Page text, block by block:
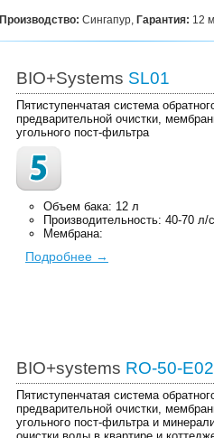
Производство: Сингапур, Гарантия: 12
BIO+Systems SL01
Пятиступенчатая система
предварительной очистки,
угольного пост-фильтра
Объем бака: 12 л
Производительность: 40-70 л/
Мембрана:
Подробнее →
BIO+systems RO-50-E02
Пятиступенчатая система
предварительной очистки,
угольного пост-фильтра и